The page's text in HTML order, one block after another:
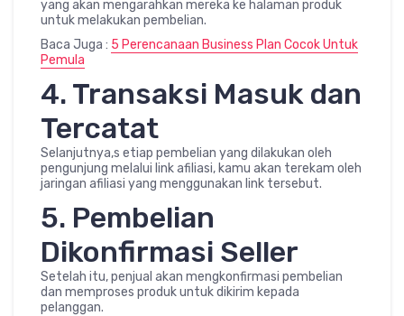
yang akan mengarahkan mereka ke halaman produk
untuk melakukan pembelian.
Baca Juga : 5 Perencanaan Business Plan Cocok Untuk
Pemula
4. Transaksi Masuk dan
Tercatat
Selanjutnya,s etiap pembelian yang dilakukan oleh
pengunjung melalui link afiliasi, kamu akan terekam oleh
jaringan afiliasi yang menggunakan link tersebut.
5. Pembelian
Dikonfirmasi Seller
Setelah itu, penjual akan mengkonfirmasi pembelian
dan memproses produk untuk dikirim kepada
pelanggan.